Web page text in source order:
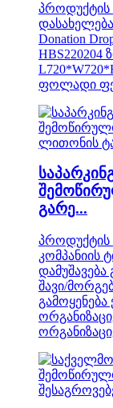
დასახელება
Donation
HBS220204
ფოლადი
გარე...
პროდუქტის
კომპანიის
შავი/